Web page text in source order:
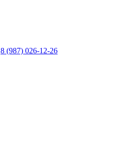
8 (987) 026-12-26